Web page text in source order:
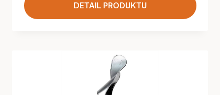
DETAIL PRODUKTU